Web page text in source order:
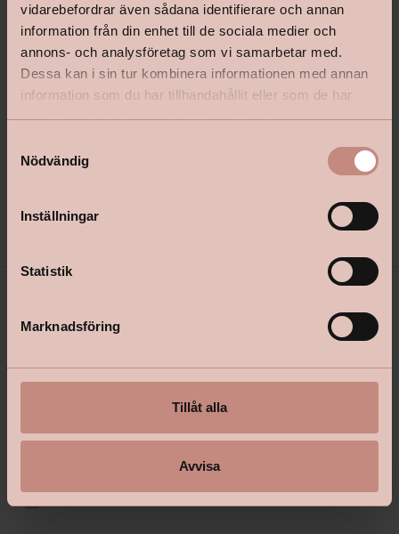
vidarebefordrar även sådana identifierare och annan
information från din enhet till de sociala medier och
annons- och analysföretag som vi samarbetar med.
Dessa kan i sin tur kombinera informationen med annan
information som du har tillhandahållit eller som de har
samlat in när du har använt deras tjänster.
Nödvändig
Inställningar
Statistik
Marknadsföring
Tillåt alla
Avvisa
iD Inspiration Click Solid 55 - Rock
Grey
515 M2
iD Inspiration Click Solid
Composite Cool Grey
M2
shop@happyhomes.se
Vanliga frågor & svar